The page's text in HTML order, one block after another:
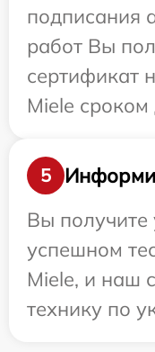
подписания
работ Вы
сертификат
Miele сроком
5
Вы получите
успешном
Miele, и наш
технику по